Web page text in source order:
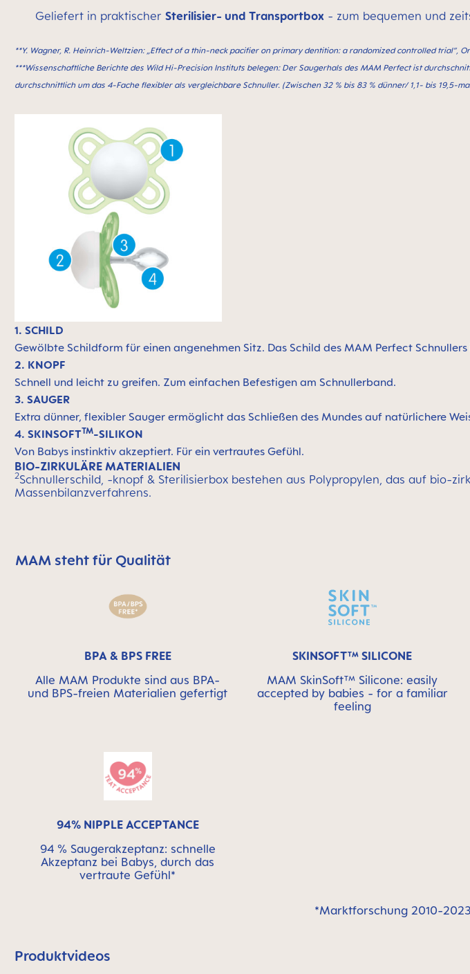
Geliefert in praktischer Sterilisier- und Transportbox - zum bequemen und
**Y. Wagner, R. Heinrich-Weltzien: „Effect of a thin-neck paciﬁer on primary dentition: a randomized controlled trial”,
***Wissenschaftliche Berichte des Wild Hi-Precision Instituts belegen: Der Saugerhals des MAM Perfect ist
durchschnittlich um das 4-Fache flexibler als vergleichbare Schnuller. (Zwischen 32 % bis 83 % dünner/ 1,1- bis 19,5-
1. SCHILD
Gewölbte Schildform für einen angenehmen Sitz. Das Schild des MAM Perfect
2. KNOPF
Schnell und leicht zu greifen. Zum einfachen Befestigen am Schnullerband.
3. SAUGER
Extra dünner, flexibler Sauger ermöglicht das Schließen des Mundes auf natürlichere
4. SKINSOFTTM-SILIKON
Von Babys instinktiv akzeptiert. Für ein vertrautes Gefühl.
BIO-ZIRKULÄRE MATERIALIEN
2Schnullerschild, -knopf & Sterilisierbox bestehen aus Polypropylen, das auf bio-
Massenbilanzverfahrens.
MAM überspringen bedeutet Qualitätssymbolleiste
MAM steht für Qualität
BPA & BPS FREE
Alle MAM Produkte sind aus BPA-
und BPS-freien Materialien gefertigt
SKINSOFT™ SILICONE
MAM SkinSoft™ Silicone: easily
accepted by babies - for a familiar
feeling
94% NIPPLE ACCEPTANCE
94 % Saugerakzeptanz: schnelle
Akzeptanz bei Babys, durch das
vertraute Gefühl*
*Marktforschung 2010-
Produktvideos